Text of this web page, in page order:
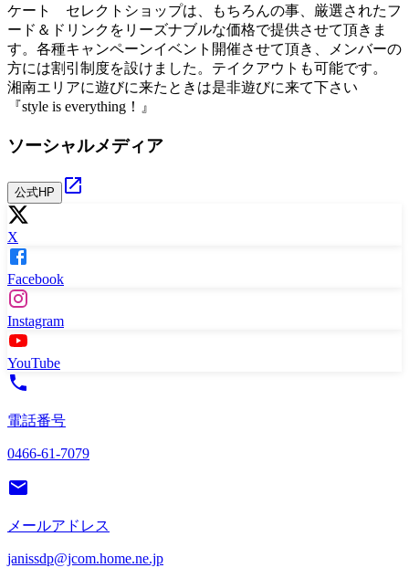
ケート セレクトショップは、もちろんの事、厳選されたフ
ード＆ドリンクをリーズナブルな価格で提供させて頂きま
す。各種キャンペーンイベント開催させて頂き、メンバーの
方には割引制度を設けました。テイクアウトも可能です。
湘南エリアに遊びに来たときは是非遊びに来て下さい
『style is everything！』
ソーシャルメディア
公式HP
X
Facebook
Instagram
YouTube
電話番号
0466-61-7079
メールアドレス
janissdp@jcom.home.ne.jp